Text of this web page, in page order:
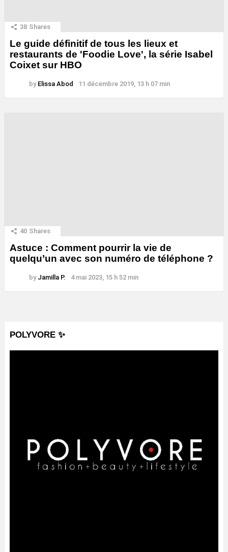
38 Shares
Le guide définitif de tous les lieux et
restaurants de 'Foodie Love', la série Isabel
Coixet sur HBO
by Elissa Abod 11 décembre 2019, 13 h 07 min
40 Shares
Astuce : Comment pourrir la vie de
quelqu’un avec son numéro de téléphone ?
by Jamilla P. 4 mai 2023, 15 h 52 min
POLYVORE ✨